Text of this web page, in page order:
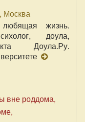
Москва
жизнь.
доула,
Доула.Ру.
вне роддома